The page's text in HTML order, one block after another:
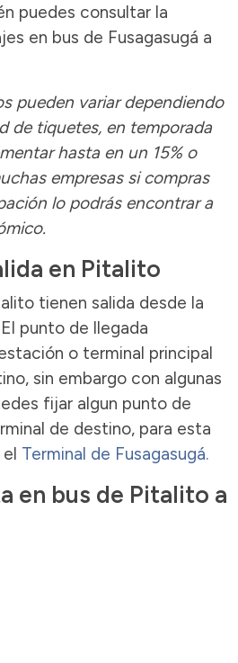
puedes consultar la
en bus de Fusagasugá a
pueden variar dependiendo
de tiquetes, en temporada
hasta en un 15% o
empresas si compras
lo podrás encontrar a
en Pitalito
tienen salida desde la
El punto de llegada
o terminal principal
sin embargo con algunas
fijar algun punto de
de destino, para esta
Terminal de Fusagasugá.
en bus de Pitalito a